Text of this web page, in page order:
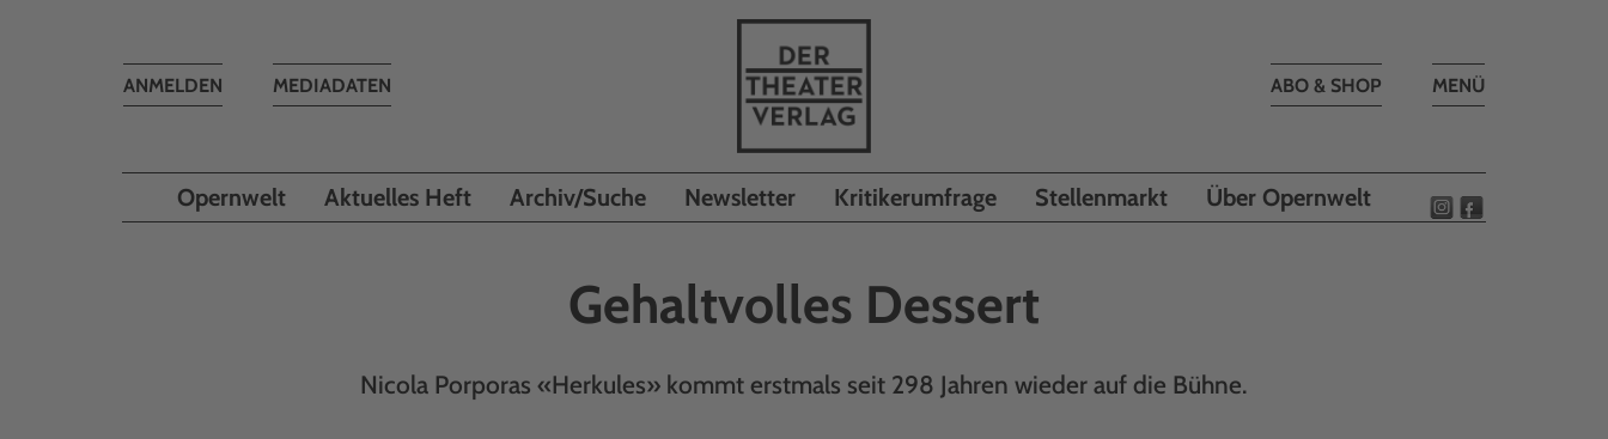
Toggle
MENÜ
ABO & SHOP
MEDIADATEN
Toggle
ANMELDEN
Opernwelt Aktuelles Heft Archiv/Suche Newsletter Kritikerumfrage Stellenmarkt Über Opernwelt
Gehaltvolles Dessert
Nicola Porporas «Herkules» kommt erstmals seit 298 Jahren wieder auf die Bühne.